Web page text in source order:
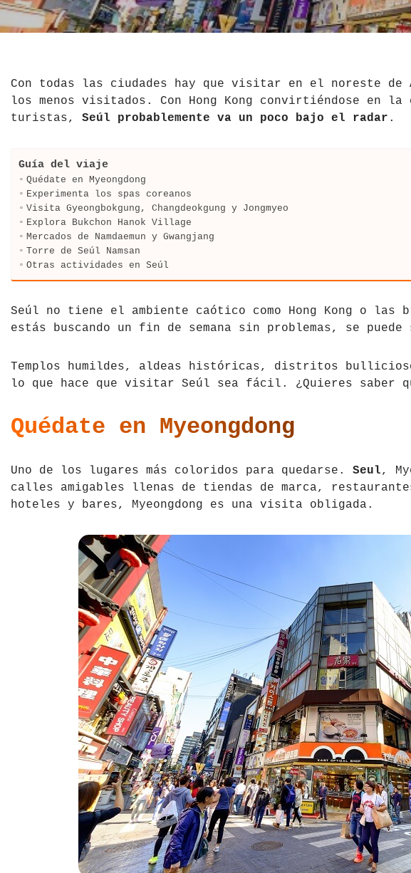
El Salvador
Hawái
México
Paraguay
Perú
República Dominicana
Jordania
La India
Madagascar
Maldivas
Mongolia
Nepal
Tailandia
Vietnam
Croacia
Escocia
Eslovenia
Finlandia
Francia
Grecia
Inglaterra
Islandia
Letonia
Liechtenstein
Macedonia del Norte
País de Gales
República Checa
Con todas las ciudades hay que visitar en el noreste de
los menos visitados. Con Hong Kong convirtiéndose en la
turistas, Seúl probablemente va un poco bajo el radar .
Guía del viaje
Quédate en Myeongdong
Experimenta los spas coreanos
Visita Gyeongbokgung, Changdeokgung y Jongmyeo
Explora Bukchon Hanok Village
Mercados de Namdaemun y Gwangjang
Torre de Seúl Namsan
Otras actividades en Seúl
Seúl no tiene el ambiente caótico como Hong Kong o
estás buscando un fin de semana sin problemas, se puede
Templos humildes, aldeas históricas, distritos
lo que hace que visitar Seúl sea fácil. ¿Quieres saber
Quédate en Myeongdong
Uno de los lugares más coloridos para quedarse. Seul,
calles amigables llenas de tiendas de marca,
hoteles y bares, Myeongdong es una visita obligada.